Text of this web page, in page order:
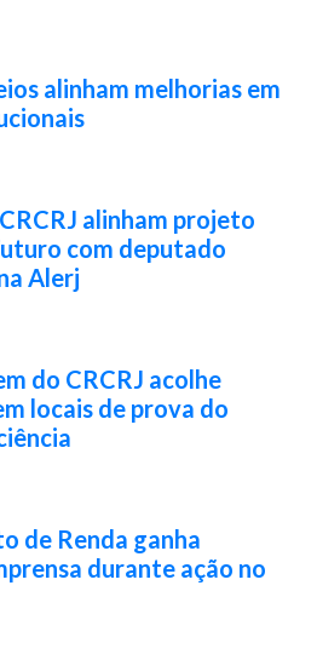
alinham melhorias em
alinham projeto
com deputado
Alerj
do CRCRJ acolhe
locais de prova do
de Renda ganha
durante ação no